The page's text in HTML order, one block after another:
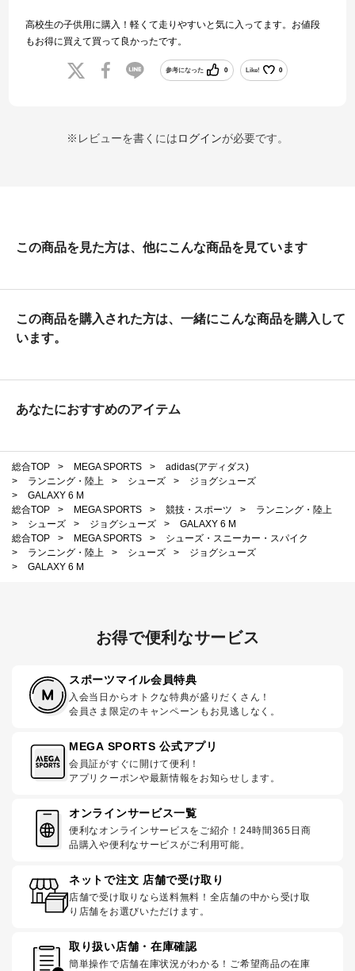
高校生の子供用に購入！軽くて走りやすいと気に入ってます。お値段
もお得に買えて買って良かったです。
参考になった 0 Like! 0
※レビューを書くにはログインが必要です。
この商品を見た方は、他にこんな商品を見ています
この商品を購入された方は、一緒にこんな商品を購入して
います。
あなたにおすすめのアイテム
総合TOP > MEGA SPORTS >
adidas(アディダス)
>
ランニング・陸上 > シューズ >
ジョグシューズ
>
GALAXY 6 M
総合TOP
> MEGA SPORTS > 競技・スポーツ >
ランニング・陸上
>
シューズ > ジョグシューズ >
GALAXY 6 M
総合TOP
> MEGA SPORTS >
シューズ・スニーカー・スパイク
>
ランニング・陸上 > シューズ >
ジョグシューズ
>
GALAXY 6 M
お得で便利なサービス
スポーツマイル会員特典
入会当日からオトクな特典が盛りだくさん！
会員さま限定のキャンペーンもお見逃しなく。
MEGA SPORTS 公式アプリ
会員証がすぐに開けて便利！
アプリクーポンや最新情報をお知らせします。
オンラインサービス一覧
便利なオンラインサービスをご紹介！24時間365日商
品購入や便利なサービスがご利用可能。
ネットで注文 店舗で受け取り
店舗で受け取りなら送料無料！全店舗の中から受け取
り店舗をお選びいただけます。
取り扱い店舗・在庫確認
簡単操作で店舗在庫状況がわかる！ご希望商品の在庫